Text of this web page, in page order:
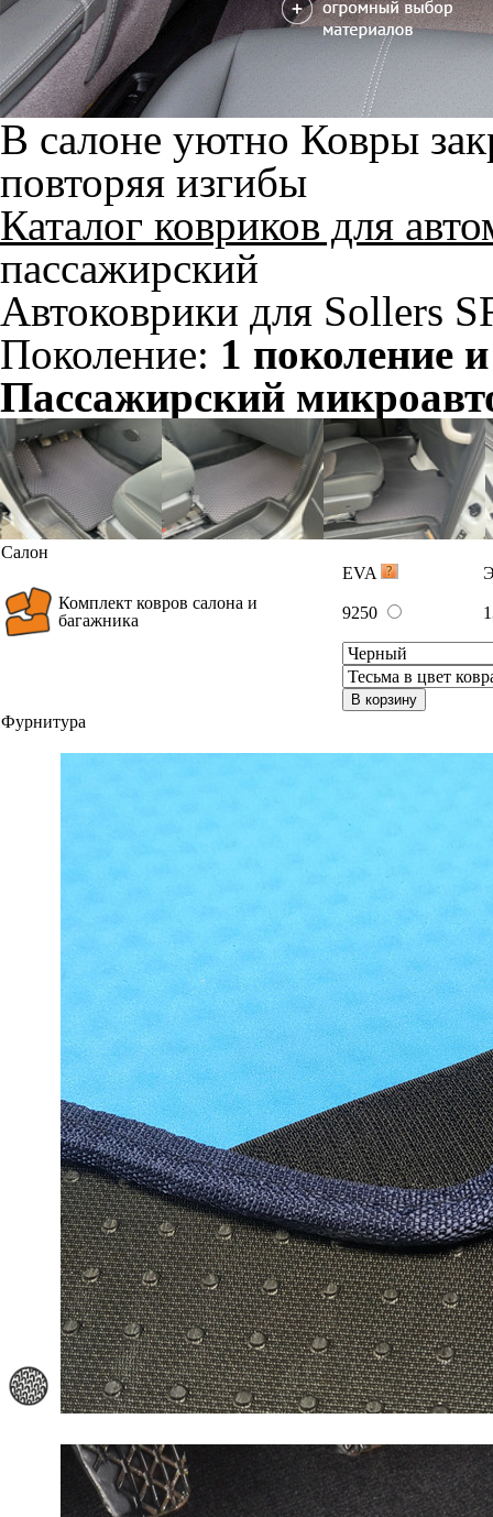
В салоне уютно Ковры
повторяя изгибы
Каталог ковриков для
пассажирский
Автоковрики для Sollers
Поколение: 1 поколение
Пассажирский
Салон
EVA
Комплект ковров салона и
багажника
9250
В корзину
Фурнитура